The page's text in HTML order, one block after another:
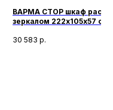
ВАРМА СТОР шкаф
зеркалом 222х105х57 см,
30 583 р.